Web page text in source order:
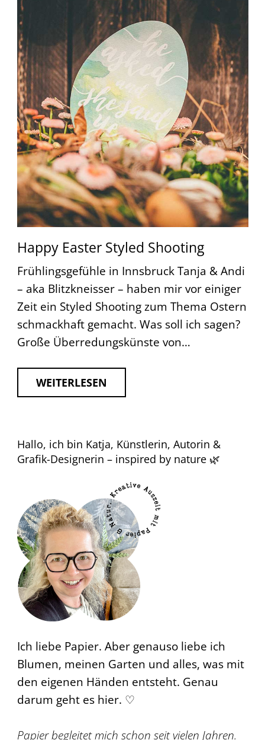
Happy Easter Styled Shooting
Frühlingsgefühle in Innsbruck Tanja & Andi
– aka Blitzkneisser – haben mir vor einiger
Zeit ein Styled Shooting zum Thema Ostern
schmackhaft gemacht. Was soll ich sagen?
Große Überredungskünste von…
WEITERLESEN
Hallo, ich bin Katja, Künstlerin, Autorin &
Grafik-Designerin – inspired by nature 🌿
Ich liebe Papier. Aber genauso liebe ich
Blumen, meinen Garten und alles, was mit
den eigenen Händen entsteht. Genau
darum geht es hier. ♡
Papier begleitet mich schon seit vielen Jahren.